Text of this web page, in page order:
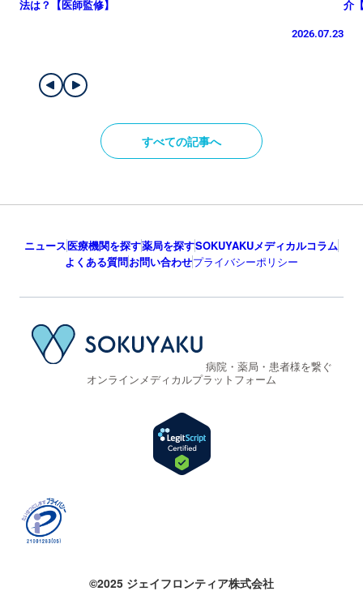
法は？【医師監修】
2026.07.23
介
すべての記事へ
ニュース医療機関を探す薬局を探すSOKUYAKUメディカルコラム
よくある質問お問い合わせプライバシーポリシー
病院・薬局・患者様を繋ぐ
オンラインメディカルプラットフォーム
©2025 ジェイフロンティア株式会社